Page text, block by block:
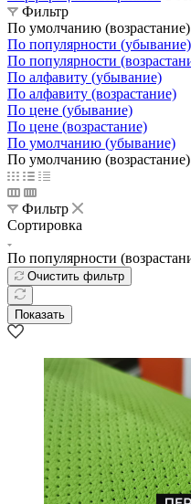
Перфорация материалов
Фильтр
По умолчанию (возрастание)
По популярности (убывание)
По популярности
По алфавиту (убывание)
По алфавиту (возрастание)
По цене (убывание)
По цене (возрастание)
По умолчанию (убывание)
По умолчанию (возрастание)
Фильтр
По популярности
Очистить фильтр
Показать